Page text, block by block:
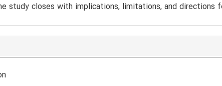
study closes with implications, limitations, and directions